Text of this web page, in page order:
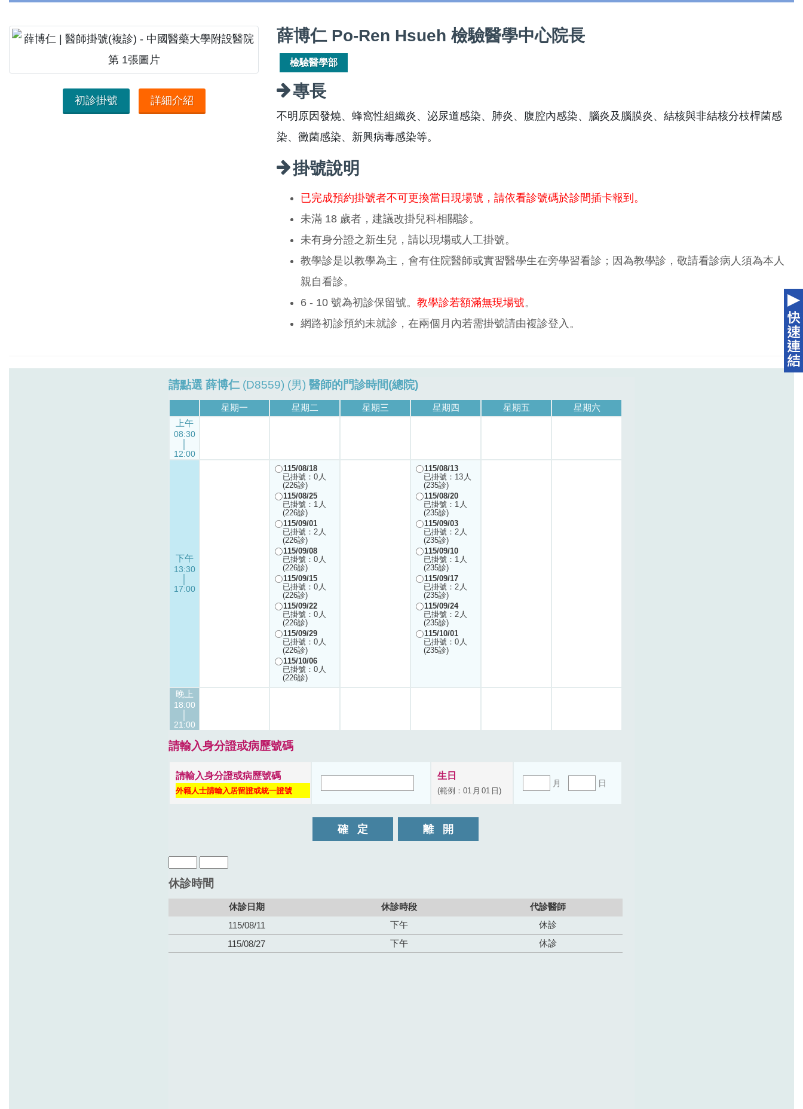
初診掛號 詳細介紹
薛博仁 Po-Ren Hsueh 檢驗醫學中心院長
檢驗醫學部
專長
不明原因發燒、蜂窩性組織炎、泌尿道感染、肺炎、腹腔內感染、腦炎及腦膜炎、結核與非結核分枝桿菌感
染、黴菌感染、新興病毒感染等。
掛號說明
已完成預約掛號者不可更換當日現場號，請依看診號碼於診間插卡報到。
未滿 18 歲者，建議改掛兒科相關診。
未有身分證之新生兒，請以現場或人工掛號。
教學診是以教學為主，會有住院醫師或實習醫學生在旁學習看診；因為教學診，敬請看診病人須為本人
親自看診。
6 - 10 號為初診保留號。 教學診若額滿無現場號。
網路初診預約未就診，在兩個月內若需掛號請由複診登入。